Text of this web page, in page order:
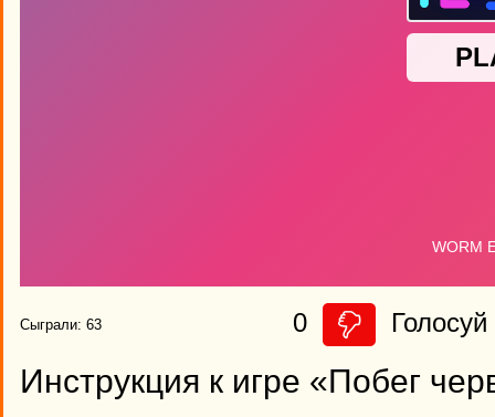
Сыграли: 63 0 Голосуй
Инструкция к игре «Побег